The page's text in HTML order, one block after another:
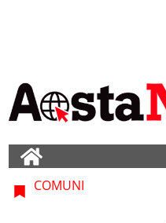
COMUNI